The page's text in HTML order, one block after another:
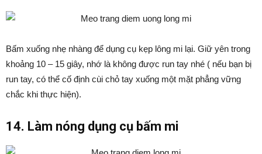
Bấm xuống nhẹ nhàng để dụng cụ kẹp lông mi lại. Giữ yên trong
khoảng 10 – 15 giây, nhớ là không được run tay nhé ( nếu bạn bị
run tay, có thể cố định cùi chỏ tay xuống một mặt phẳng vững
chắc khi thực hiện).
14. Làm nóng dụng cụ bấm mi